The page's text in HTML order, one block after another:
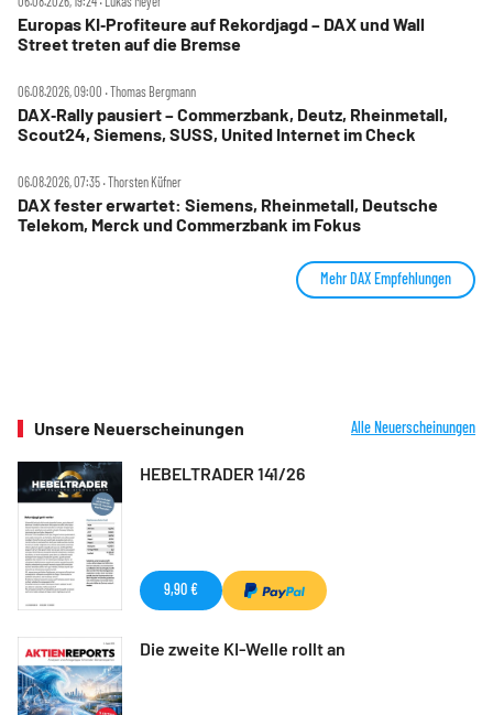
Europas KI‑Profiteure auf Rekordjagd – DAX und Wall
Street treten auf die Bremse
06.08.2026, 09:00 ‧ Thomas Bergmann
DAX‑Rally pausiert – Commerzbank, Deutz, Rheinmetall,
Scout24, Siemens, SUSS, United Internet im Check
06.08.2026, 07:35 ‧ Thorsten Küfner
DAX fester erwartet: Siemens, Rheinmetall, Deutsche
Telekom, Merck und Commerzbank im Fokus
Mehr DAX Empfehlungen
Unsere Neuerscheinungen Alle Neuerscheinungen
HEBELTRADER 141/26
9,90 €
Die zweite KI-Welle rollt an